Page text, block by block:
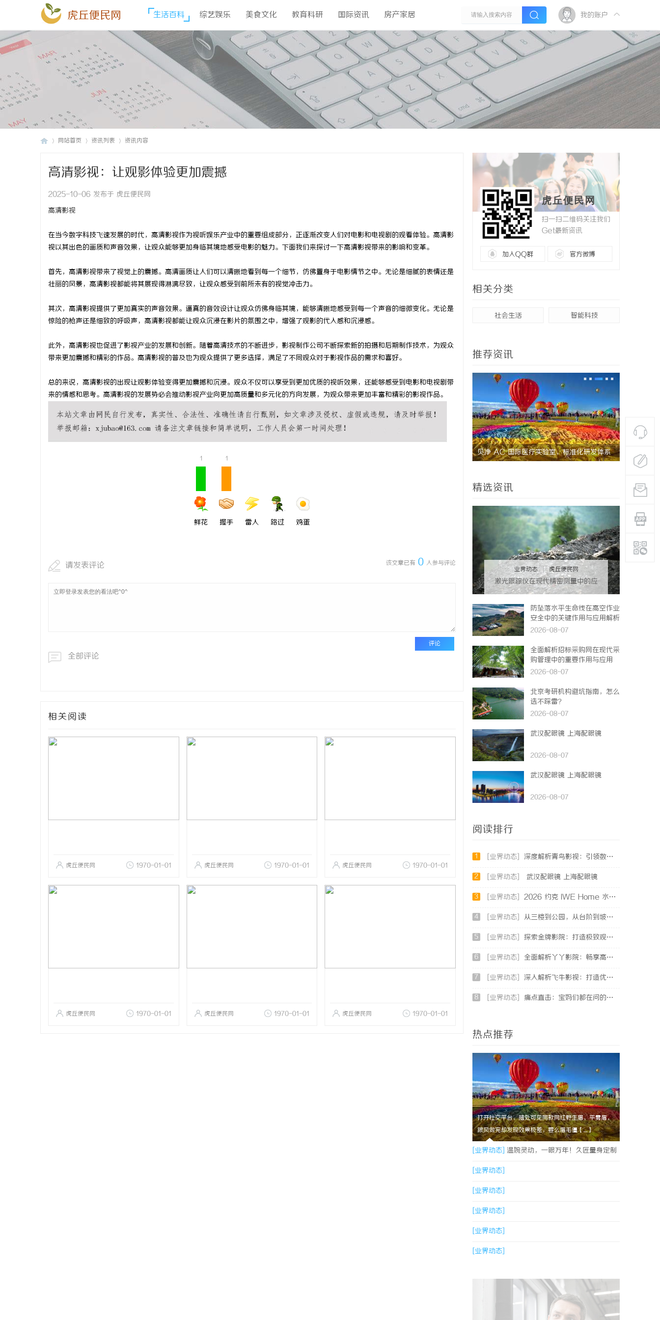
虎丘便民网 生活百科 综艺娱乐 美食文化 教育科研 国际资讯 房产家居 我的账户
网站首页 资讯列表 资讯内容
高清影视：让观影体验更加震撼
2025-10-06 发布于 虎丘便民网
高清影视
在当今数字科技飞速发展的时代，高清影视作为视听娱乐产业中的重要组成部分，正逐渐改变人们对电影和电视剧的观看体验。高清影
视以其出色的画质和声音效果，让观众能够更加身临其境地感受电影的魅力。下面我们来探讨一下高清影视带来的影响和变革。
首先，高清影视带来了视觉上的震撼。高清画质让人们可以清晰地看到每一个细节，仿佛置身于电影情节之中。无论是细腻的表情还是
壮丽的风景，高清影视都能将其展现得淋漓尽致，让观众感受到前所未有的视觉冲击力。
其次，高清影视提供了更加真实的声音效果。逼真的音效设计让观众仿佛身临其境，能够清晰地感受到每一个声音的细微变化。无论是
惊险的枪声还是细致的呼吸声，高清影视都能让观众沉浸在影片的氛围之中，增强了观影的代入感和沉浸感。
此外，高清影视也促进了影视产业的发展和创新。随着高清技术的不断进步，影视制作公司不断探索新的拍摄和后期制作技术，为观众
带来更加震撼和精彩的作品。高清影视的普及也为观众提供了更多选择，满足了不同观众对于影视作品的需求和喜好。
总的来说，高清影视的出现让观影体验变得更加震撼和沉浸。观众不仅可以享受到更加优质的视听效果，还能够感受到电影和电视剧带
来的情感和思考。高清影视的发展势必会推动影视产业向更加高质量和多元化的方向发展，为观众带来更加丰富和精彩的影视作品。
1
鲜花
1
握手 雷人 路过 鸡蛋
该文章已有 0 人参与评论
请发表评论
评论
全部评论
相关阅读
虎丘便民网 1970-01-01 虎丘便民网 1970-01-01 虎丘便民网 1970-01-01
虎丘便民网 1970-01-01 虎丘便民网 1970-01-01 虎丘便民网 1970-01-01
虎丘便民网
扫一扫二维码关注我们
Get最新资讯
加入QQ群 官方微博
相关分类
社会生活 智能科技
推荐资讯
贝净 AC 国际医疗实验室，标准化研发体系 武汉配眼
精选资讯
业界动态 | 虎丘便民网
激光跟踪仪在现代精密测量中的应
用与发展趋势
防坠落水平生命线在高空作业
安全中的关键作用与应用解析
2026-08-07
全面解析招标采购网在现代采
购管理中的重要作用与应用
2026-08-07
北京考研机构避坑指南，怎么
选不踩雷？
2026-08-07
武汉配眼镜 上海配眼镜
2026-08-07
武汉配眼镜 上海配眼镜
2026-08-07
阅读排行
1 [业界动态] 深度解析青鸟影视：引领数字娱乐平台革新的先锋力量
2 [业界动态] 武汉配眼镜 上海配眼镜
3 [业界动态] 2026 约克 IWE Home 水生态中央空调全系列产品型号及核心参数汇总
4 [业界动态] 从三楼到公园，从台阶到坡道，一部高续航电动轮椅如何改变生活
5 [业界动态] 探索金牌影院：打造极致观影体验的现代影院典范
6 [业界动态] 全面解析丫丫影院：畅享高清影视盛宴的最佳选择
7 [业界动态] 深入解析飞牛影视：打造优质影视体验的先锋平台
8 [业界动态] 痛点直击：宝妈们都在问的“绿色环保母婴纸巾”到底怎么选？
热点推荐
打开社交平台，随处可见同款网红野生眉、平雾眉，
跟风做完却发现效果极差，要么眉毛僵【....】
[业界动态] 温婉灵动，一眼万年！久匠量身定制
的眉眼唇，才是你整张脸的点睛之笔！淡颜系女
生的气质加分项
[业界动态]
[业界动态]
[业界动态]
[业界动态]
[业界动态]